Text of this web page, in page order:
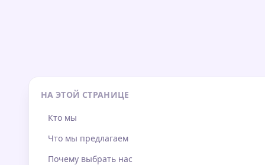
НА ЭТОЙ СТРАНИЦЕ
Кто мы
Что мы предлагаем
Почему выбрать нас